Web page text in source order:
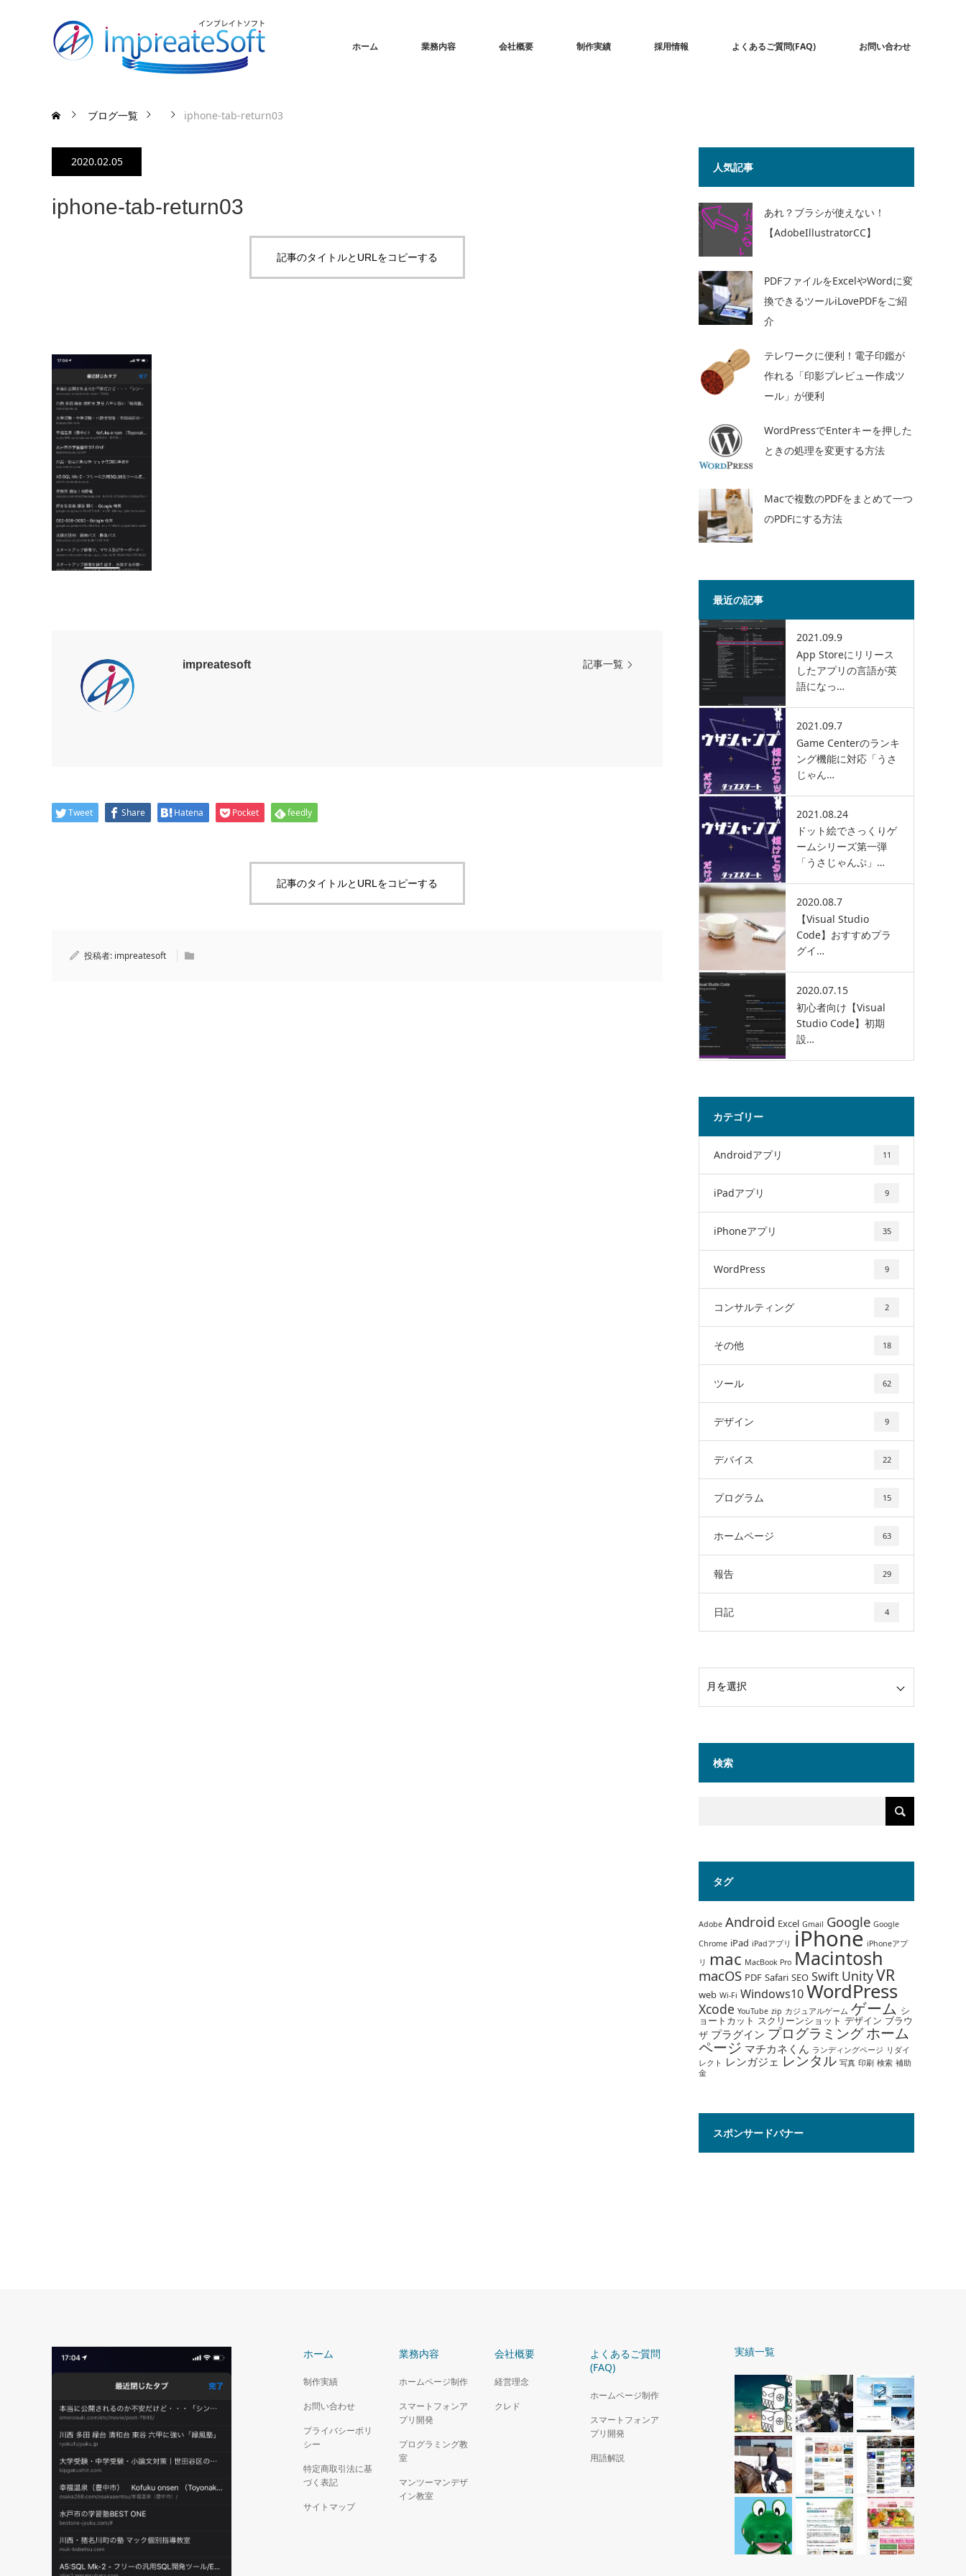
ホーム 業務内容 会社概要 制作実績 採用情報 よくあるご質問(FAQ) お問い合わせ
ブログ一覧 iphone-tab-return03
2020.02.05
iphone-tab-return03
記事のタイトルとURLをコピーする
impreatesoft 記事一覧
Tweet Share Hatena Pocket feedly
記事のタイトルとURLをコピーする
投稿者: impreatesoft
人気記事
あれ？ブラシが使えない！
【AdobeIllustratorCC】
PDFファイルをExcelやWordに変
換できるツールiLovePDFをご紹
介
テレワークに便利！電子印鑑が
作れる「印影プレビュー作成ツ
ール」が便利
WordPressでEnterキーを押した
ときの処理を変更する方法
Macで複数のPDFをまとめて一つ
のPDFにする方法
最近の記事
2021.09.9
App Storeにリリース
したアプリの言語が英
語になっ…
2021.09.7
Game Centerのランキ
ング機能に対応「うさ
じゃん…
2021.08.24
ドット絵でさっくりゲ
ームシリーズ第一弾
「うさじゃんぷ」…
2020.08.7
【Visual Studio
Code】おすすめプラ
グイ…
2020.07.15
初心者向け【Visual
Studio Code】初期
設…
カテゴリー
Androidアプリ 11
iPadアプリ 9
iPhoneアプリ 35
WordPress 9
コンサルティング 2
その他 18
ツール 62
デザイン 9
デバイス 22
プログラム 15
ホームページ 63
報告 29
日記 4
検索
タグ
Adobe Android Excel Gmail Google Google
Chrome iPad iPadアプリ iPhone iPhoneアプ
リ
mac MacBook Pro Macintosh
macOS PDF Safari SEO Swift UnityVR
web Wi-Fi Windows10WordPress
Xcode YouTube zip カジュアルゲーム ゲーム シ
ョートカット スクリーンショット デザイン ブラウ
ザ プラグイン プログラミングホーム
ページ マチカネくん ランディングページ リダイ
レクト レンガジェ レンタル 写真 印刷 検索 補助
金
スポンサードバナー
ホーム
制作実績
お問い合わせ
プライバシーポリ
シー
特定商取引法に基
づく表記
サイトマップ
業務内容
ホームページ制作
スマートフォンア
プリ開発
プログラミング教
室
マンツーマンデザ
イン教室
会社概要
経営理念
クレド
よくあるご質問
(FAQ)
ホームページ制作
スマートフォンア
プリ開発
用語解説
実績一覧